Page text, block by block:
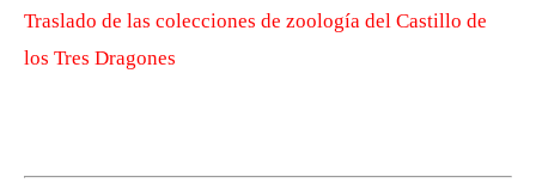
Traslado de las colecciones de zoología del Castillo de
los Tres Dragones